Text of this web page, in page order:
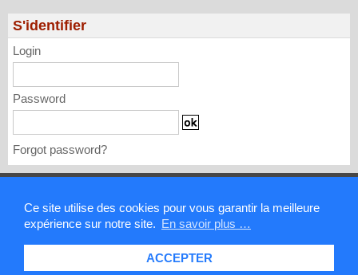
Ce site utilise des cookies pour vous garantir la meilleure
expérience sur notre site. En savoir plus …
ACCEPTER
07E(GENEVIEVE) still powerful//29@1130
UTC
07/29/2026
S'identifier
Login
Password
Forgot password?
Contact